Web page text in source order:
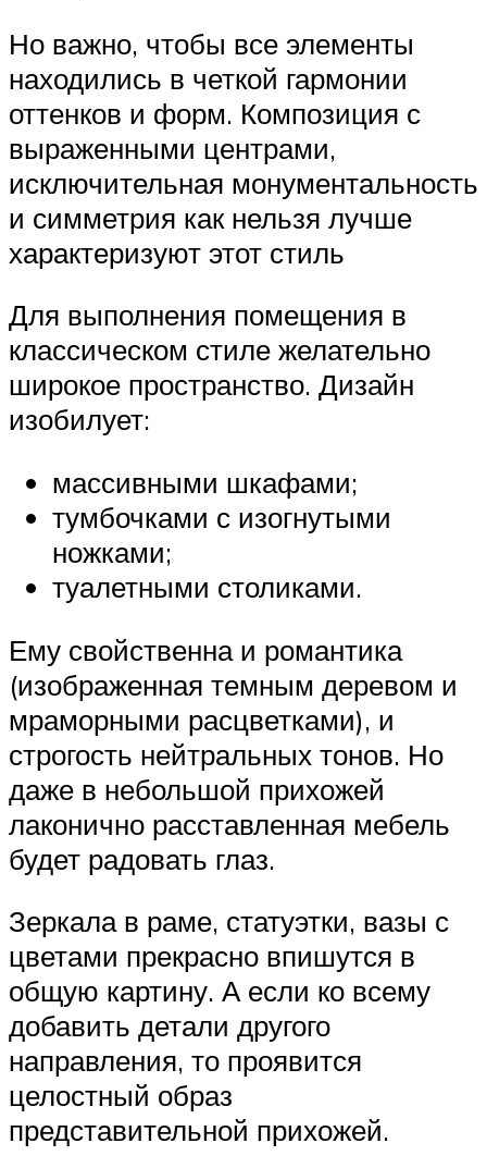
Но важно, чтобы все элементы
находились в четкой гармонии
оттенков и форм. Композиция с
выраженными центрами,
исключительная монументальность
и симметрия как нельзя лучше
характеризуют этот стиль
Для выполнения помещения в
классическом стиле желательно
широкое пространство. Дизайн
изобилует:
массивными шкафами;
тумбочками с изогнутыми
ножками;
туалетными столиками.
Ему свойственна и романтика
(изображенная темным деревом и
мраморными расцветками), и
строгость нейтральных тонов. Но
даже в небольшой прихожей
лаконично расставленная мебель
будет радовать глаз.
Зеркала в раме, статуэтки, вазы с
цветами прекрасно впишутся в
общую картину. А если ко всему
добавить детали другого
направления, то проявится
целостный образ
представительной прихожей.